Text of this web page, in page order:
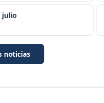
julio
noticias